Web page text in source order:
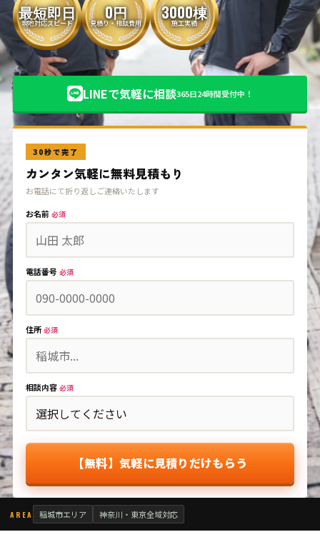
最短即日
現地対応スピード
0円
見積り・相談費用
3000棟
施工実績
LINEで気軽に相談365日24時間受付中！
30秒で完了
カンタン気軽に無料見積もり
お電話にて折り返しご連絡いたします
お名前 必須
電話番号 必須
住所 必須
相談内容 必須
【無料】気軽に見積りだけもらう
AREA 稲城市エリア 神奈川・東京全域対応